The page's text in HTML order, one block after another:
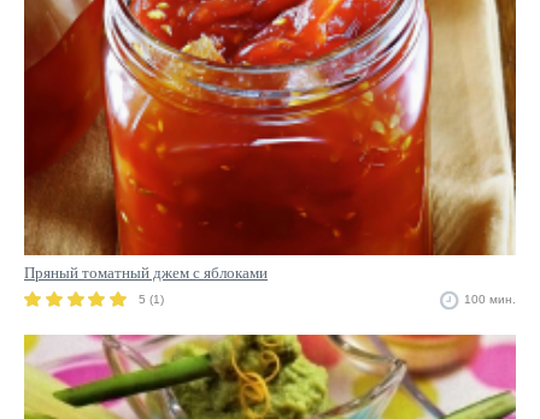
Пряный томатный джем с яблоками
5 (1) 100 мин.